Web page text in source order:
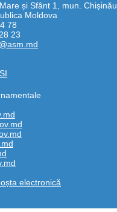
și Sfânt 1, mun. Chișinău
Moldova
78
23
electronică